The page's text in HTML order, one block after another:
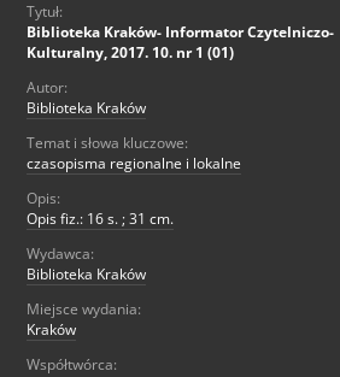
Tytuł:
Biblioteka Kraków- Informator Czytelniczo-
Kulturalny, 2017. 10. nr 1 (01)
Autor:
Biblioteka Kraków
Temat i słowa kluczowe:
czasopisma regionalne i lokalne
Opis:
Opis fiz.: 16 s. ; 31 cm.
Wydawca:
Biblioteka Kraków
Miejsce wydania:
Kraków
Współtwórca: